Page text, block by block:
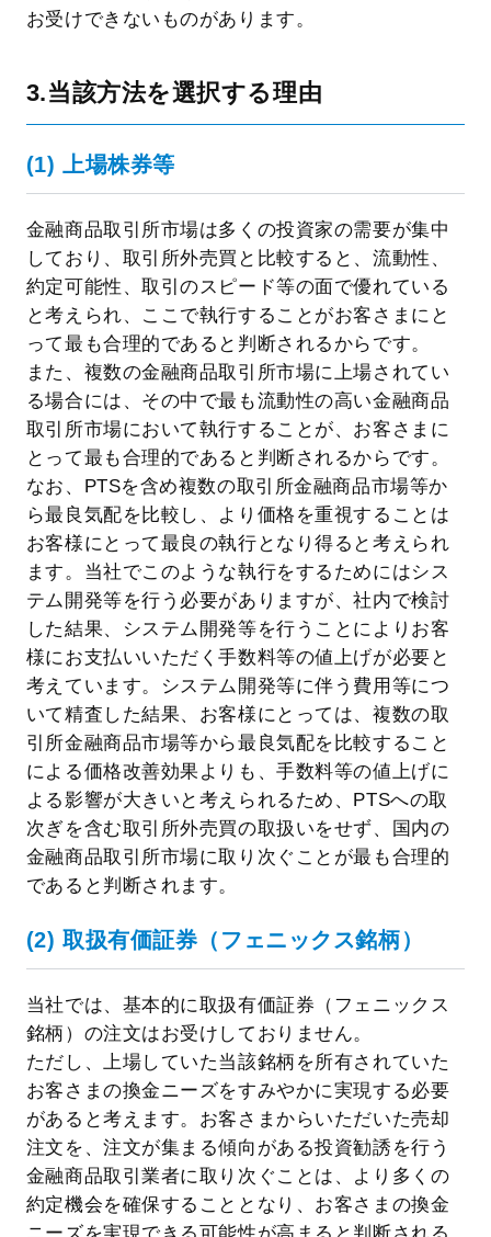
お受けできないものがあります。
3.当該方法を選択する理由
(1) 上場株券等
金融商品取引所市場は多くの投資家の需要が集中
しており、取引所外売買と比較すると、流動性、
約定可能性、取引のスピード等の面で優れている
と考えられ、ここで執行することがお客さまにと
って最も合理的であると判断されるからです。
また、複数の金融商品取引所市場に上場されてい
る場合には、その中で最も流動性の高い金融商品
取引所市場において執行することが、お客さまに
とって最も合理的であると判断されるからです。
なお、PTSを含め複数の取引所金融商品市場等か
ら最良気配を比較し、より価格を重視することは
お客様にとって最良の執行となり得ると考えられ
ます。当社でこのような執行をするためにはシス
テム開発等を行う必要がありますが、社内で検討
した結果、システム開発等を行うことによりお客
様にお支払いいただく手数料等の値上げが必要と
考えています。システム開発等に伴う費用等につ
いて精査した結果、お客様にとっては、複数の取
引所金融商品市場等から最良気配を比較すること
による価格改善効果よりも、手数料等の値上げに
よる影響が大きいと考えられるため、PTSへの取
次ぎを含む取引所外売買の取扱いをせず、国内の
金融商品取引所市場に取り次ぐことが最も合理的
であると判断されます。
(2) 取扱有価証券（フェニックス銘柄）
当社では、基本的に取扱有価証券（フェニックス
銘柄）の注文はお受けしておりません。
ただし、上場していた当該銘柄を所有されていた
お客さまの換金ニーズをすみやかに実現する必要
があると考えます。お客さまからいただいた売却
注文を、注文が集まる傾向がある投資勧誘を行う
金融商品取引業者に取り次ぐことは、より多くの
約定機会を確保することとなり、お客さまの換金